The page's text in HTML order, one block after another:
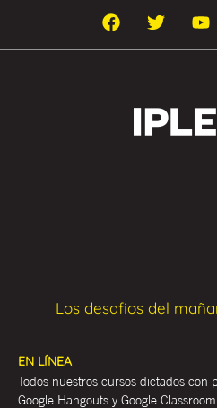
Los desafios del
EN LÍNEA
Todos nuestros cursos dictados con
Google Hangouts y Google Classroom.